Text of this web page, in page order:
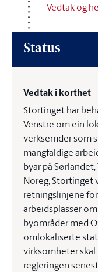
Vedtak og
Status
Vedtak i korthet
Stortinget har
Venstre om ein
verksemder som
mangfaldige
byar på
Noreg, Stortinget
retningslinjene
arbeidsplasser
byområder med
omlokaliserte
virksomheter
regjeringen